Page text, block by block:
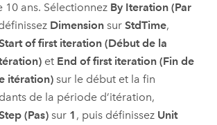
10 ans. Sélectionnez By Iteration (Par
Dimension surStdTime,
of first iteration (Début de la
et End of first iteration (Fin de
itération) sur le début et la fin
de la période d’itération,
(Pas) sur 1 , puis définissez Unit